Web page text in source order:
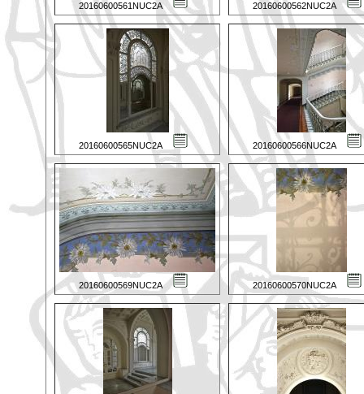
20160600561NUC2A 20160600562NUC2A
20160600565NUC2A 20160600566NUC2A
20160600569NUC2A 20160600570NUC2A